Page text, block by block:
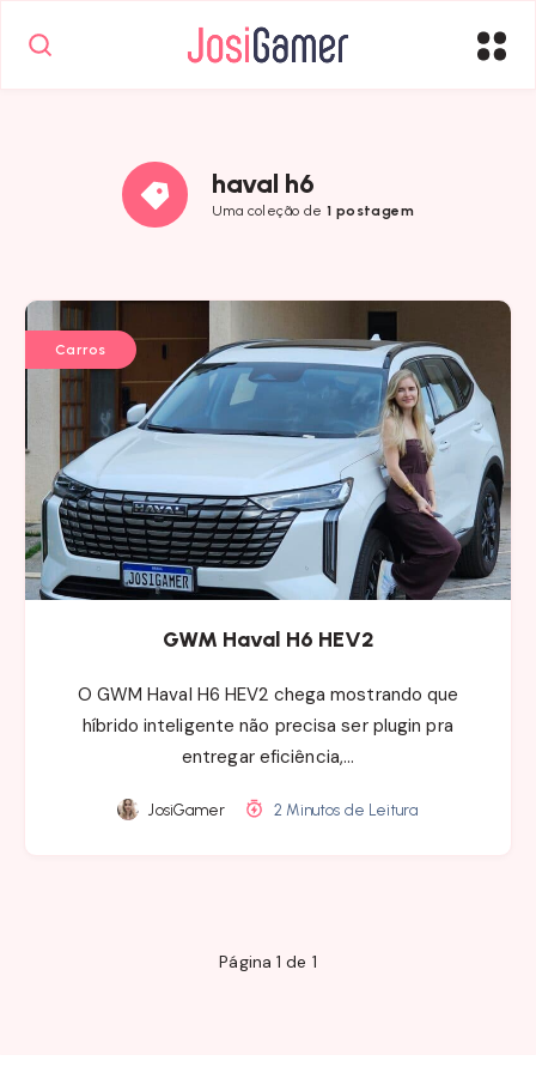
haval h6
Uma coleção de 1 postagem
Carros
GWM Haval H6 HEV2
O GWM Haval H6 HEV2 chega mostrando que
híbrido inteligente não precisa ser plugin pra
entregar eficiência,…
JosiGamer 2 Minutos de Leitura
Página 1 de 1